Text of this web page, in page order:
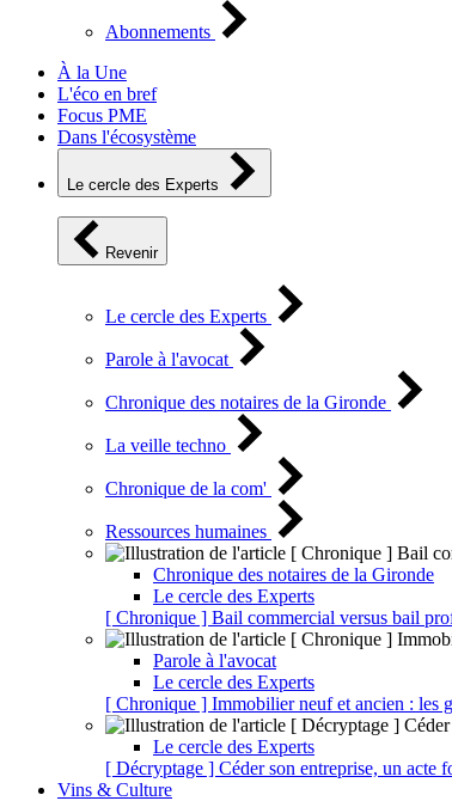
Abonnements
À la Une
L'éco en bref
Focus PME
Dans l'écosystème
Le cercle des Experts
Revenir
Le cercle des Experts
Parole à l'avocat
Chronique des notaires de la Gironde
La veille techno
Chronique de la com'
Ressources humaines
Chronique des notaires de la Gironde
Le cercle des Experts
[ Chronique ] Bail commercial versus bail
Parole à l'avocat
Le cercle des Experts
[ Chronique ] Immobilier neuf et ancien : les
Le cercle des Experts
[ Décryptage ] Céder son entreprise, un acte
Vins & Culture